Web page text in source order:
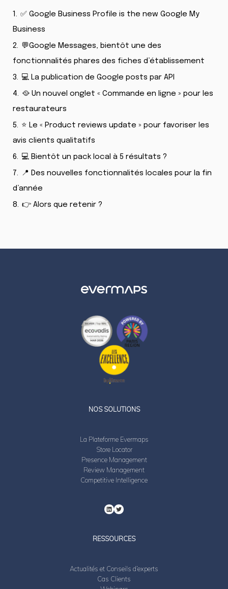
1. ✅ Google Business Profile is the new Google My
Business
2. 💬Google Messages, bientôt une des
fonctionnalités phares des fiches d’établissement
3. 💻 La publication de Google posts par API
4. 🥘 Un nouvel onglet « Commande en ligne » pour les
restaurateurs
5. ⭐ Le « Product reviews update » pour favoriser les
avis clients qualitatifs
6. 💻 Bientôt un pack local à 5 résultats ?
7. 📍 Des nouvelles fonctionnalités locales pour la fin
d’année
8. 👉 Alors que retenir ?
NOS SOLUTIONS
La Plateforme Evermaps
Store Locator
Presence Management
Review Management
Competitive Intelligence
RESSOURCES
Actualités et Conseils d’experts
Cas Clients